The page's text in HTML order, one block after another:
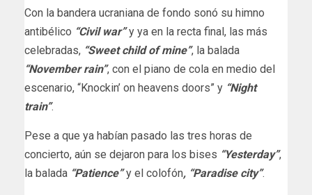
Con la bandera ucraniana de fondo sonó su himno
antibélico “Civil war”y ya en la recta final, las más
celebradas, “Sweet child of mine”, la balada
“November rain”, con el piano de cola en medio del
escenario, “Knockin’ on heavens doors” y “Night
train”.
Pese a que ya habían pasado las tres horas de
concierto, aún se dejaron para los bises “Yesterday”,
la balada “Patience”y el colofón, “Paradise city”.